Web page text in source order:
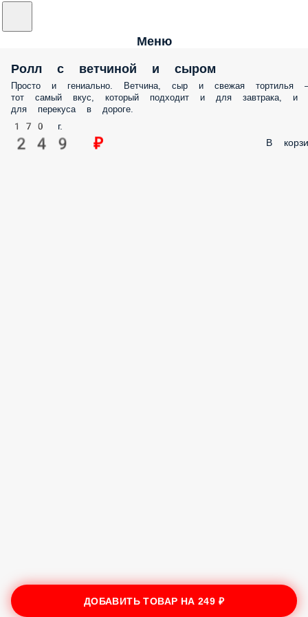
Меню
Ролл с ветчиной и сыром
Просто и гениально. Ветчина, сыр и свежая тортилья
тот самый вкус, который подходит и для завтрака, и
для перекуса в дороге.
170 г.
249 ₽ В
ДОБАВИТЬ ТОВАР НА249 ₽